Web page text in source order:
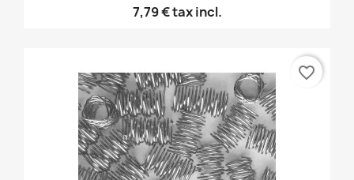
7,79 €tax incl.
favorite_border